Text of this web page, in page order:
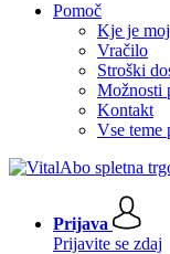
Pomoč
Kje je
Vračilo
Stroški
Možnosti
Kontakt
Vse teme
Prijava
Prijavite se zdaj